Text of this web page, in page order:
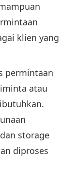
klien yang
permintaan
atau
storage
diproses